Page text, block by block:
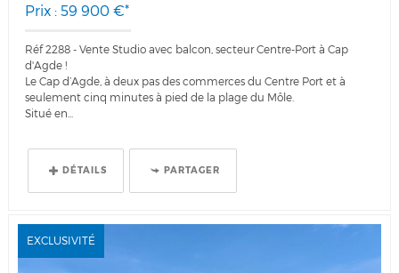
Prix : 59 900 €*
Réf 2288 - Vente Studio avec balcon, secteur Centre-Port à Cap
d'Agde !
Le Cap d’Agde, à deux pas des commerces du Centre Port et à
seulement cinq minutes à pied de la plage du Môle.
Situé en...
DÉTAILS PARTAGER
EXCLUSIVITÉ